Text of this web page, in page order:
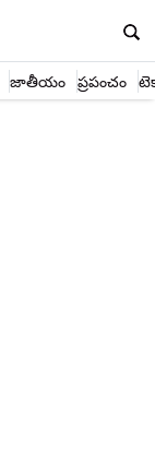
జాతీయం ప్రపంచం